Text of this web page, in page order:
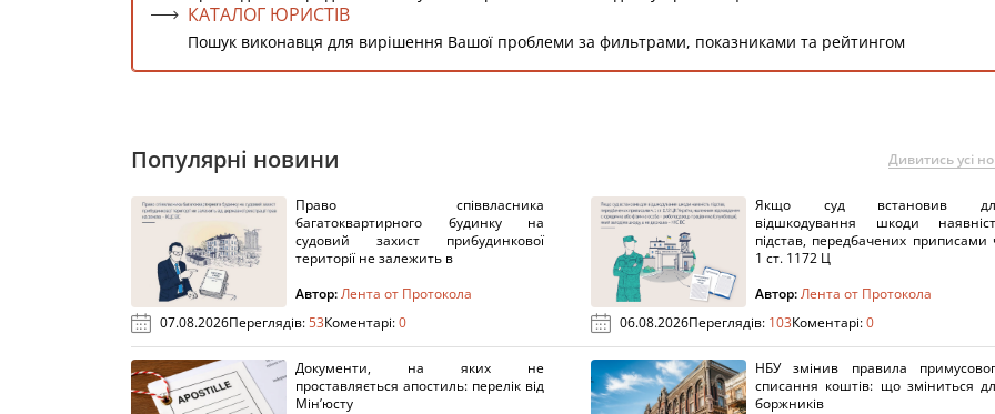
КАТАЛОГ ЮРИСТІВ
Пошук виконавця для вирішення Вашої проблеми за фильтрами, показниками та рейтингом
Популярні новини Дивитись усі
Право співвласника
багатоквартирного будинку на
судовий захист прибудинкової
території не залежить в
Автор:Лента от Протокола
07.08.2026Переглядів:53Коментарі:0
Якщо суд встановив
відшкодування шкоди
підстав, передбачених приписами
1 ст. 1172 Ц
Автор:Лента от Протокола
06.08.2026Переглядів: 103Коментарі:0
Документи, на яких не
проставляється апостиль: перелік від
Мін’юсту
НБУ змінив правила
списання коштів: що зміниться
боржників